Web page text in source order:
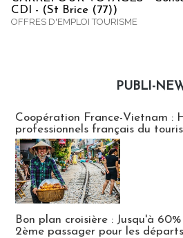
CDI - (St Brice (77))
OFFRES D'EMPLOI TOURISME
PUBLI-
Coopération France-Vietnam :
professionnels français du
Bon plan croisière : Jusqu'à
2ème passager pour les